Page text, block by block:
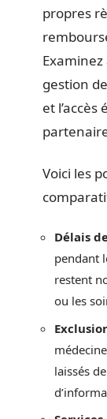
propres
gestion
et
Voici les
Délais
pendant
restent
ou les
laissés